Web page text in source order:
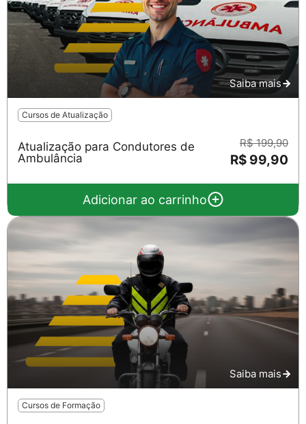
Salvar
Saiba mais
Cursos de Atualização
Atualização para Condutores de
Ambulância
R$ 199,90
R$ 99,90
Adicionar ao carrinho
Saiba mais
Cursos de Formação